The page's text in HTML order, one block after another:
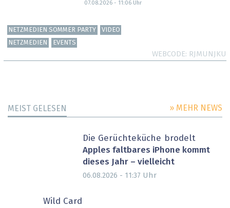
07.08.2026 - 11:06Uhr
NETZMEDIEN SOMMER PARTY
VIDEO
NETZMEDIEN
EVENTS
WEBCODE RJMUNJKU
MEIST GELESEN » MEHR NEWS
Die Gerüchteküche brodelt
Apples faltbares iPhone kommt
dieses Jahr – vielleicht
06.08.2026 - 11:37 Uhr
Wild Card